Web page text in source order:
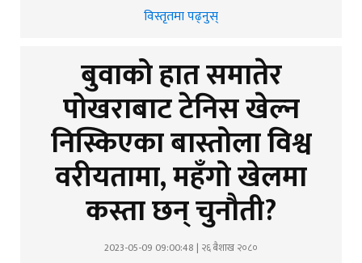
विस्तृतमा पढ्नुस्
बुवाको हात समातेर
पोखराबाट टेनिस खेल्न
निस्किएका बास्तोला विश्व
वरीयतामा, महँगो खेलमा
कस्ता छन् चुनौती?
2023-05-09 09:00:48 | २६ बैशाख २०८०